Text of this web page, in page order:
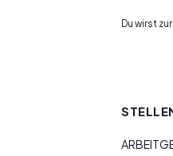
Du wirst